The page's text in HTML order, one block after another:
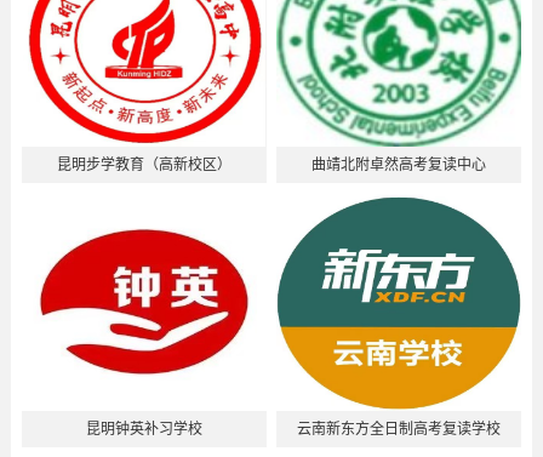
昆明步学教育（高新校区） 曲靖北附卓然高考复读中心
昆明钟英补习学校 云南新东方全日制高考复读学校